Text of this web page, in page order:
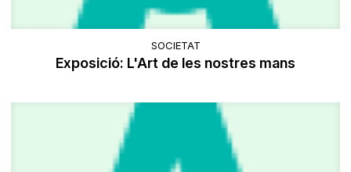
SOCIETAT
Exposició: L'Art de les nostres mans